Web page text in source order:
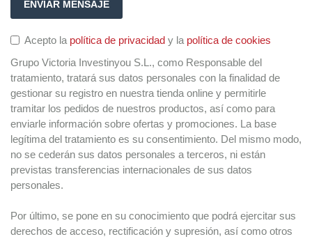
Acepto la política de privacidad y la política de cookies
Grupo Victoria Investinyou S.L., como Responsable del
tratamiento, tratará sus datos personales con la finalidad de
gestionar su registro en nuestra tienda online y permitirle
tramitar los pedidos de nuestros productos, así como para
enviarle información sobre ofertas y promociones. La base
legítima del tratamiento es su consentimiento. Del mismo modo,
no se cederán sus datos personales a terceros, ni están
previstas transferencias internacionales de sus datos
personales.
Por último, se pone en su conocimiento que podrá ejercitar sus
derechos de acceso, rectificación y supresión, así como otros